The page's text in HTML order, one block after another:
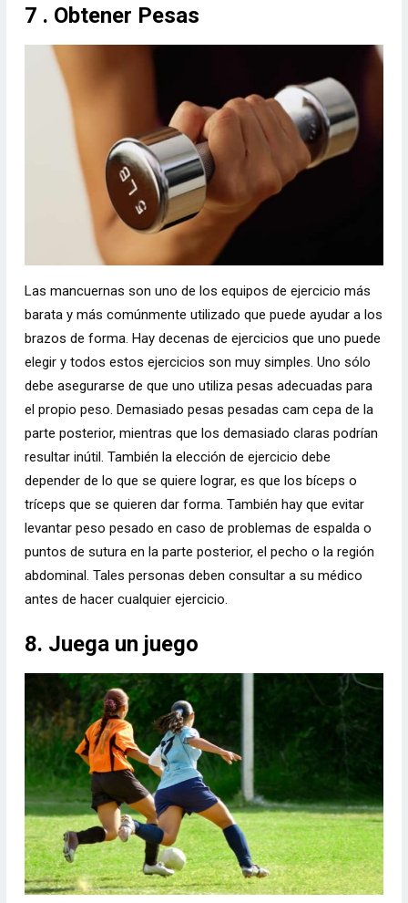
7 . Obtener Pesas
Las mancuernas son uno de los equipos de ejercicio más
barata y más comúnmente utilizado que puede ayudar a los
brazos de forma. Hay decenas de ejercicios que uno puede
elegir y todos estos ejercicios son muy simples. Uno sólo
debe asegurarse de que uno utiliza pesas adecuadas para
el propio peso. Demasiado pesas pesadas cam cepa de la
parte posterior, mientras que los demasiado claras podrían
resultar inútil. También la elección de ejercicio debe
depender de lo que se quiere lograr, es que los bíceps o
tríceps que se quieren dar forma. También hay que evitar
levantar peso pesado en caso de problemas de espalda o
puntos de sutura en la parte posterior, el pecho o la región
abdominal. Tales personas deben consultar a su médico
antes de hacer cualquier ejercicio.
8. Juega un juego